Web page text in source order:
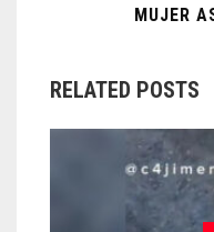
MUJER
RELATED POSTS